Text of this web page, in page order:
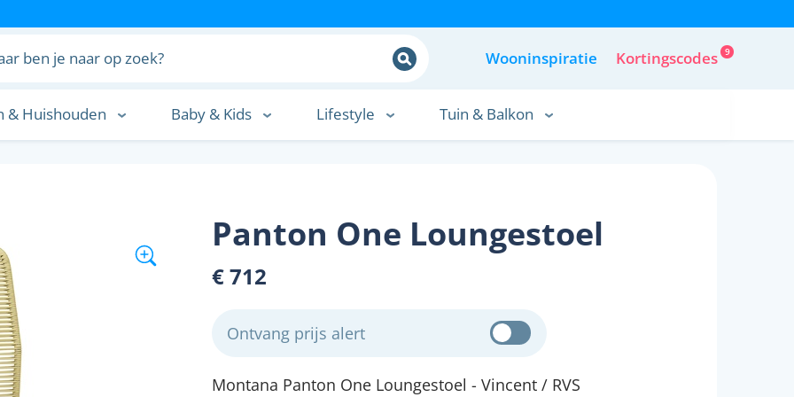
Wooninspiratie Kortingscodes 9
& Huishouden Baby & Kids Lifestyle Tuin & Balkon
Panton One Loungestoel
€ 712
Ontvang prijs alert
Montana Panton One Loungestoel - Vincent / RVS